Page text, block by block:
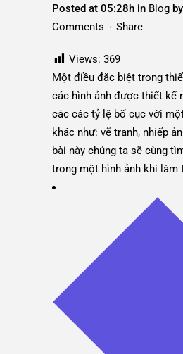
Posted at 05:28h in Blog by
Comments
Share
Views: 369
Một điều đặc biệt trong
các hình ảnh được thiết kế
các các tỷ lệ bố cục với
khác như: vẽ tranh, nhiếp
bài này chúng ta sẽ cùng
trong một hình ảnh khi làm